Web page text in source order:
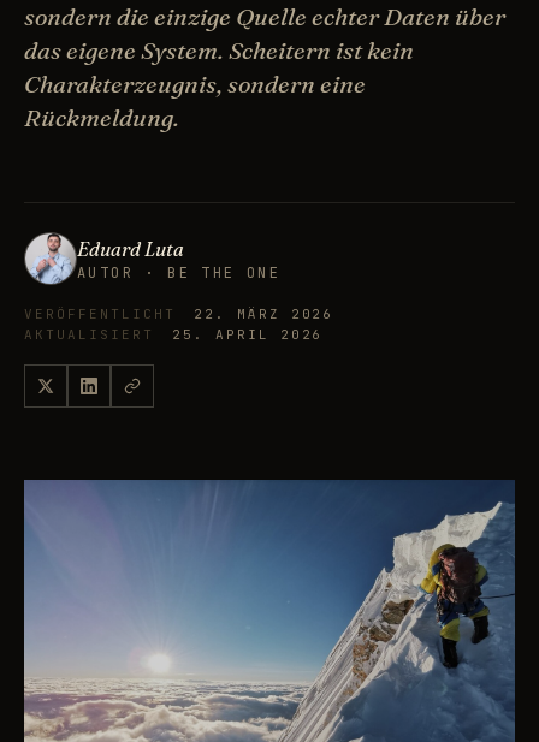
sondern die einzige Quelle echter Daten über
das eigene System. Scheitern ist kein
Charakterzeugnis, sondern eine
Rückmeldung.
Eduard Luta
AUTOR · BE THE ONE
VERÖFFENTLICHT
22. MÄRZ 2026
AKTUALISIERT
25. APRIL 2026